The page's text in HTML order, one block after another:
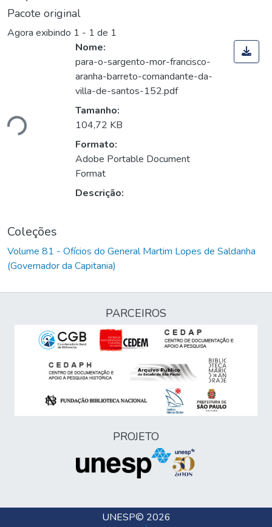
Pacote original
Agora exibindo 1 - 1 de 1
Nome:
para-o-sargento-mor-francisco-
aranha-barreto-comandante-da-
villa-de-santos-152.pdf
Tamanho:
104,72 KB
Formato:
Adobe Portable Document
Format
Descrição:
Coleções
Volume 81 - Ofícios do General Martim Lopes de Saldanha
(Governador da Capitania)
PARCEIROS
PROJETO
UNESP© 2026